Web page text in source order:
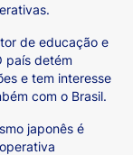
de educação e
país detém
e tem interesse
com o Brasil.
japonês é